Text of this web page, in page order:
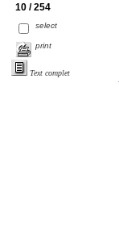
10 / 254
select
print
Text complet